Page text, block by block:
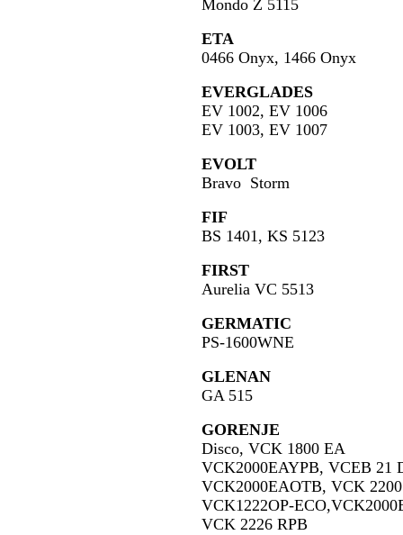
Mondo Z 5115
ETA
0466 Onyx, 1466 Onyx
EVERGLADES
EV 1002, EV 1006
EV 1003, EV 1007
EVOLT
Bravo Storm
FIF
BS 1401, KS 5123
FIRST
Aurelia VC 5513
GERMATIC
PS-1600WNE
GLENAN
GA 515
GORENJE
Disco, VCK 1800 EA
VCK2000EAYPB, VCEB
VCK2000EAOTB, VCK
VCK1222OP-
VCK 2226 RPB